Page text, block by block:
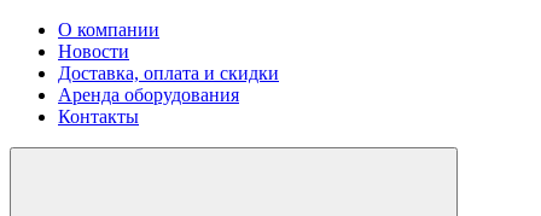
О компании
Новости
Доставка, оплата и скидки
Аренда оборудования
Контакты